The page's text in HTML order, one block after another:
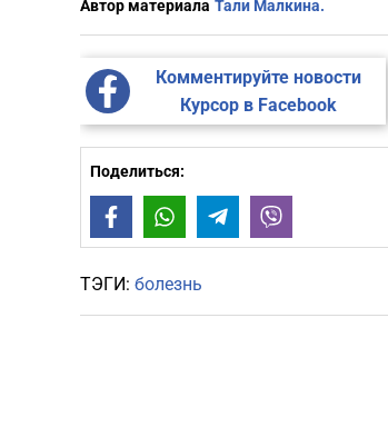
Автор материала Тали Малкина.
Комментируйте новости
Курсор в Facebook
Поделиться:
FacebookWhatsAppTelegram
ТЭГИ: болезнь